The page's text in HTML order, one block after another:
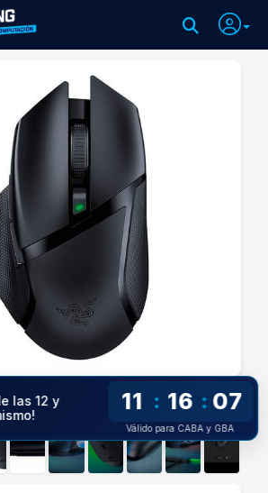
las 12 y
11 : 16 : 06
Válido para CABA y GBA